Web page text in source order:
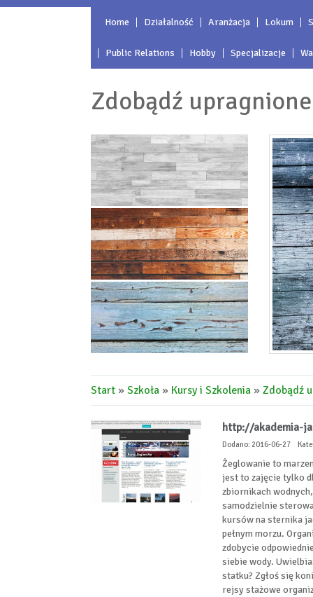
Home Działalność Aranżacja Lokum
Public Relations Hobby Specjalizacje
Zdobądź
Start » Szkoła » Kursy i Szkolenia » Zdobądź
http://akademia-
Dodano: 2016-06-27
Żeglowanie to
jest to zajęcie tylko
zbiornikach
samodzielnie
kursów na sternika
pełnym morzu.
zdobycie
siebie wody.
statku? Zgłoś się
rejsy stażowe